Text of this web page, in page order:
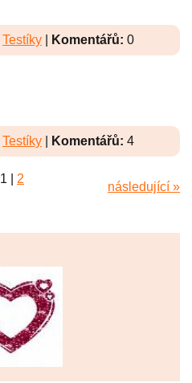
Testíky Komentářů: 0
Testíky Komentářů: 4
1 2
následující »